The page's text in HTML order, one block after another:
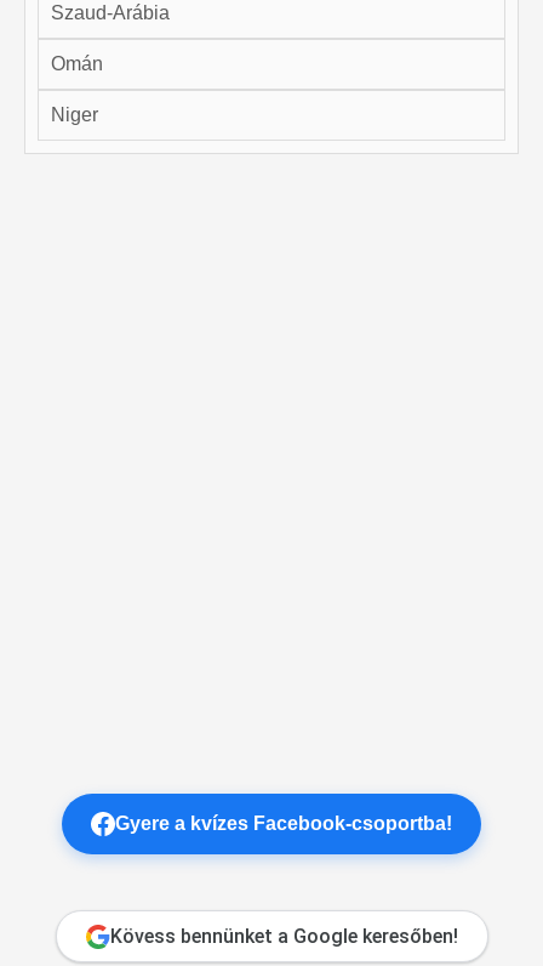
Szaud-Arábia
Omán
Niger
Gyere a kvízes Facebook-csoportba!
Kövess bennünket a Google keresőben!